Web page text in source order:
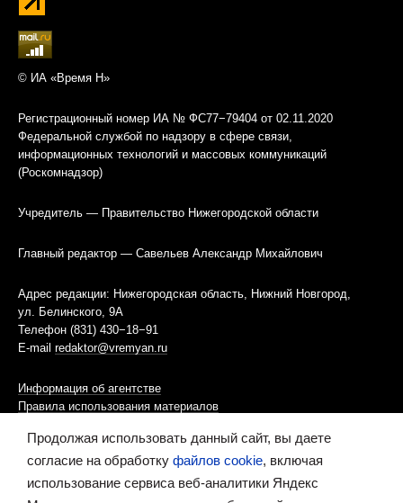
© ИА «Время Н»
Регистрационный номер ИА № ФС77−79404 от 02.11.2020
Федеральной службой по надзору в сфере связи,
информационных технологий и массовых коммуникаций
(Роскомнадзор)
Учредитель — Правительство Нижегородской области
Главный редактор — Савельев Александр Михайлович
Адрес редакции: Нижегородская область, Нижний Новгород,
ул. Белинского, 9А
Телефон (831) 430−18−91
E-mail redaktor@vremyan.ru
Информация об агентстве
Правила использования материалов
Информационная политика использования «cookies»-файлов
Ресурс содержит материалы 16+
Продолжая использовать данный сайт, вы даете
согласие на обработку файлов cookie, включая
использование сервиса веб-аналитики Яндекс